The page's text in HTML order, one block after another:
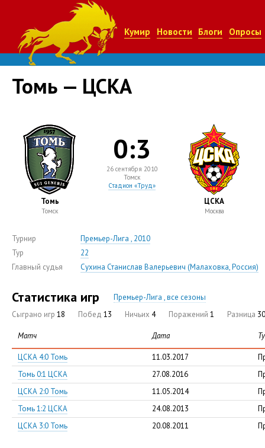
Кумир Новости Блоги Опросы
Томь — ЦСКА
Томь
Томск
0:3
26 сентября 2010
Томск
Стадион «Труд»
ЦСКА
Москва
Турнир
Премьер-Лига , 2010
Тур
22
Главный судья
Сухина Станислав Валерьевич (Малаховка, Россия)
Статистика игр
Премьер-Лига , все сезоны
Сыграно игр 18 Побед 13 Ничьих 4 Поражений 1 Разница
Матч Дата
ЦСКА 4:0 Томь 11.03.2017
Томь 0:1 ЦСКА
27.08.2016
ЦСКА 2:0 Томь
11.05.2014
Томь 1:2 ЦСКА
24.08.2013
ЦСКА 3:0 Томь
20.08.2011